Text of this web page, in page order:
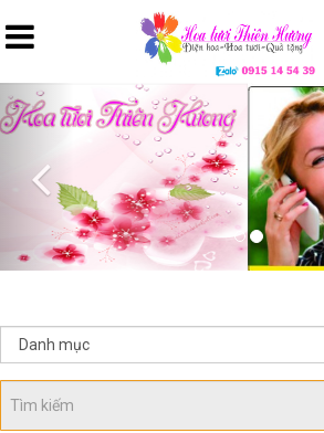
Previous